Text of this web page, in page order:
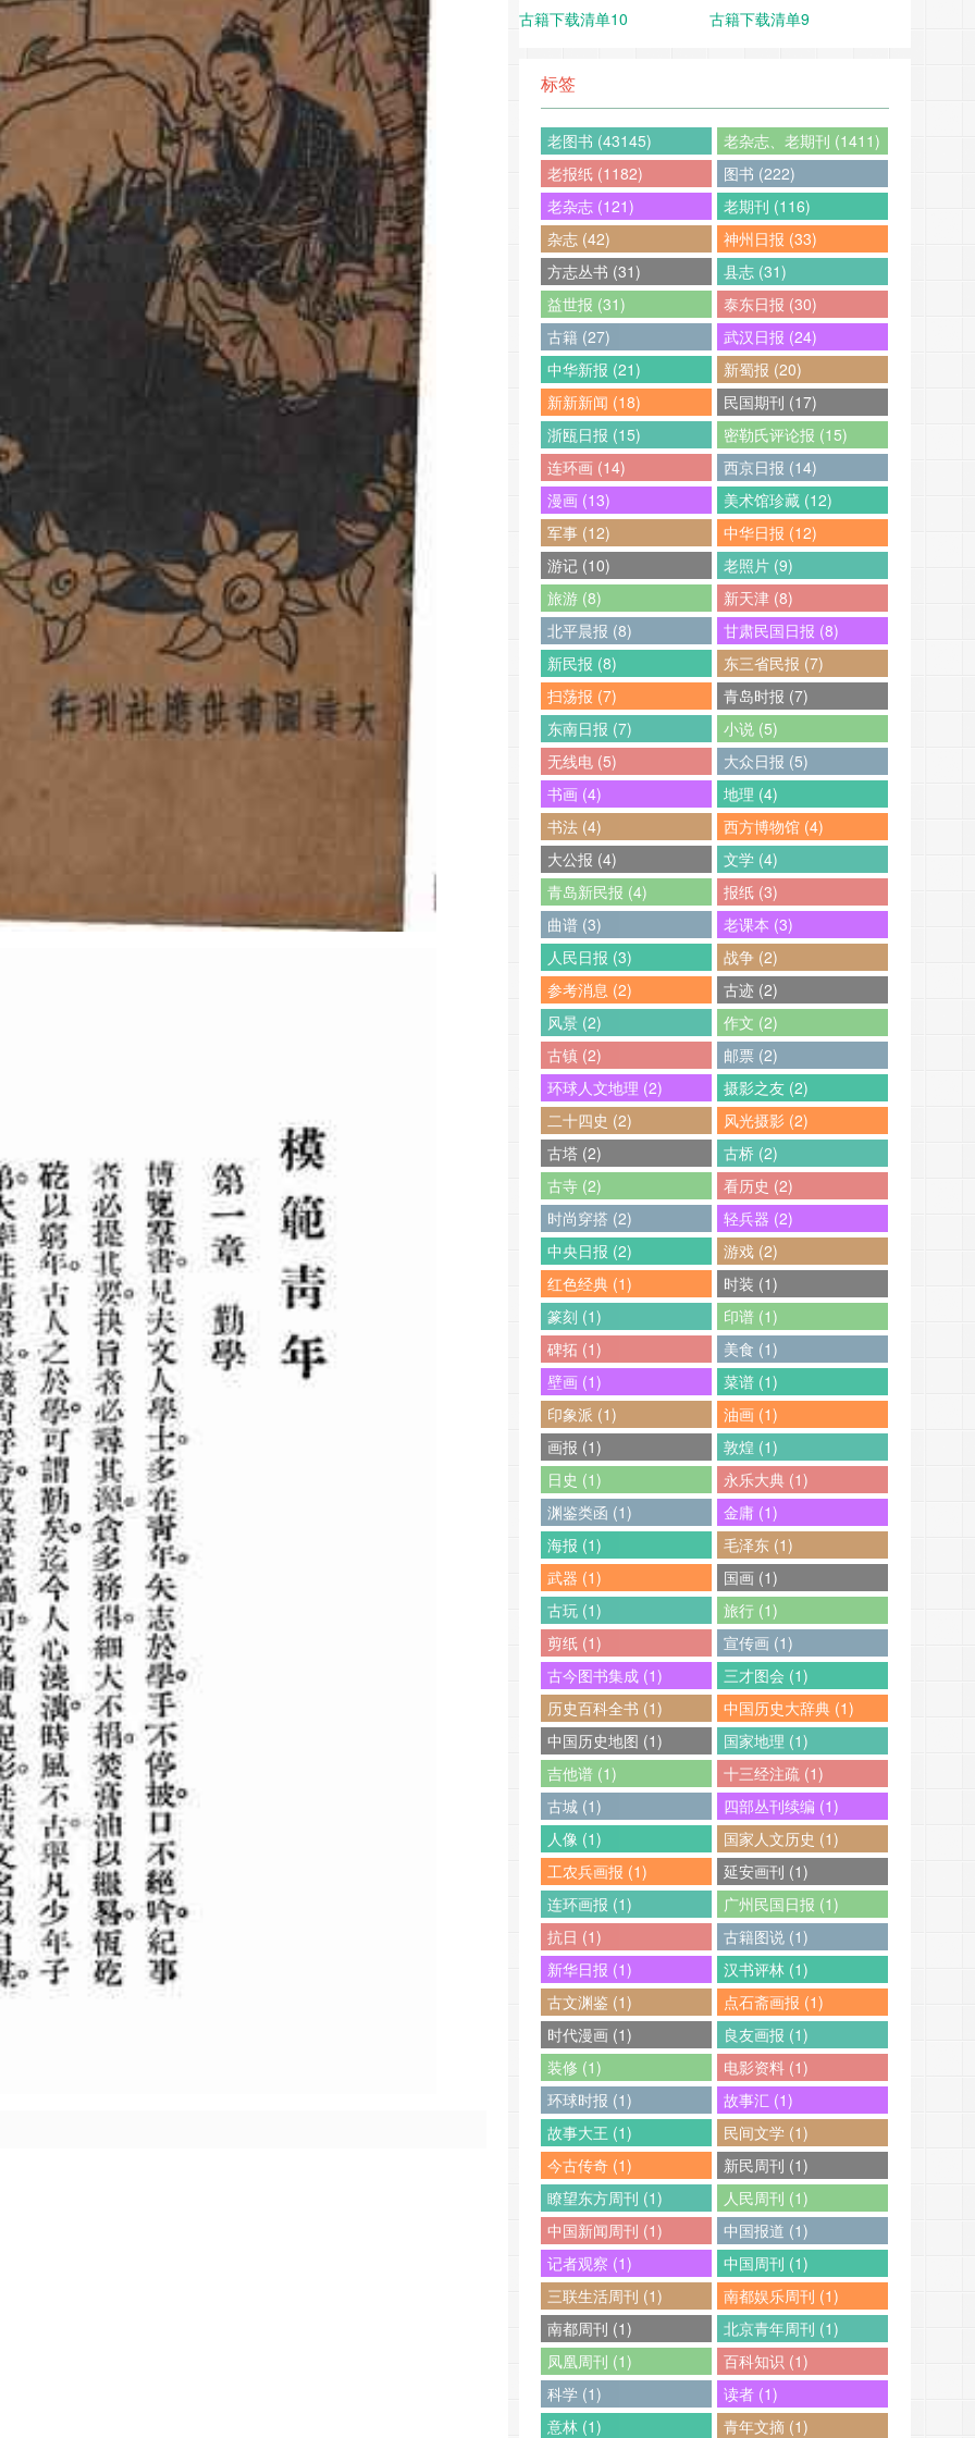
古籍下载清单10 古籍下载清单9
标签
老图书 (43145)
老杂志、老期刊 (1411)
老报纸 (1182)
图书 (222)
老杂志 (121)
老期刊 (116)
杂志 (42)
神州日报 (33)
方志丛书 (31)
县志 (31)
益世报 (31)
泰东日报 (30)
古籍 (27)
武汉日报 (24)
中华新报 (21)
新蜀报 (20)
新新新闻 (18)
民国期刊 (17)
浙瓯日报 (15)
密勒氏评论报 (15)
连环画 (14)
西京日报 (14)
漫画 (13)
美术馆珍藏 (12)
军事 (12)
中华日报 (12)
游记 (10)
老照片 (9)
旅游 (8)
新天津 (8)
北平晨报 (8)
甘肃民国日报 (8)
新民报 (8)
东三省民报 (7)
扫荡报 (7)
青岛时报 (7)
东南日报 (7)
小说 (5)
无线电 (5)
大众日报 (5)
书画 (4)
地理 (4)
书法 (4)
西方博物馆 (4)
大公报 (4)
文学 (4)
青岛新民报 (4)
报纸 (3)
曲谱 (3)
老课本 (3)
人民日报 (3)
战争 (2)
参考消息 (2)
古迹 (2)
风景 (2)
作文 (2)
古镇 (2)
邮票 (2)
环球人文地理 (2)
摄影之友 (2)
二十四史 (2)
风光摄影 (2)
古塔 (2)
古桥 (2)
古寺 (2)
看历史 (2)
时尚穿搭 (2)
轻兵器 (2)
中央日报 (2)
游戏 (2)
红色经典 (1)
时装 (1)
篆刻 (1)
印谱 (1)
碑拓 (1)
美食 (1)
壁画 (1)
菜谱 (1)
印象派 (1)
油画 (1)
画报 (1)
敦煌 (1)
日史 (1)
永乐大典 (1)
渊鉴类函 (1)
金庸 (1)
海报 (1)
毛泽东 (1)
武器 (1)
国画 (1)
古玩 (1)
旅行 (1)
剪纸 (1)
宣传画 (1)
古今图书集成 (1)
三才图会 (1)
历史百科全书 (1)
中国历史大辞典 (1)
中国历史地图 (1)
国家地理 (1)
吉他谱 (1)
十三经注疏 (1)
古城 (1)
四部丛刊续编 (1)
人像 (1)
国家人文历史 (1)
工农兵画报 (1)
延安画刊 (1)
连环画报 (1)
广州民国日报 (1)
抗日 (1)
古籍图说 (1)
新华日报 (1)
汉书评林 (1)
古文渊鉴 (1)
点石斋画报 (1)
时代漫画 (1)
良友画报 (1)
装修 (1)
电影资料 (1)
环球时报 (1)
故事汇 (1)
故事大王 (1)
民间文学 (1)
今古传奇 (1)
新民周刊 (1)
瞭望东方周刊 (1)
人民周刊 (1)
中国新闻周刊 (1)
中国报道 (1)
记者观察 (1)
中国周刊 (1)
三联生活周刊 (1)
南都娱乐周刊 (1)
南都周刊 (1)
北京青年周刊 (1)
凤凰周刊 (1)
百科知识 (1)
科学 (1)
读者 (1)
意林 (1)
青年文摘 (1)